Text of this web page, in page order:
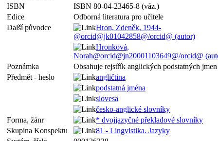
ISBN
ISBN 80-04-23465-8 (váz.)
Edice
Odborná literatura pro učitele
Další původce
Hron, Zdeněk, 1944-
@orcid@jk01042858@/orcid@ (autor)
Hronková,
Norah@orcid@jn20001103649@/orcid@
Poznámka
Obsahuje rejstřík anglických podstatných jmen
Předmět - heslo
angličtina
podstatná jména
slovesa
česko-anglické slovníky
Forma, žánr
* dvojjazyčné překladové slovníky
Skupina Konspektu
81 - Lingvistika. Jazyky